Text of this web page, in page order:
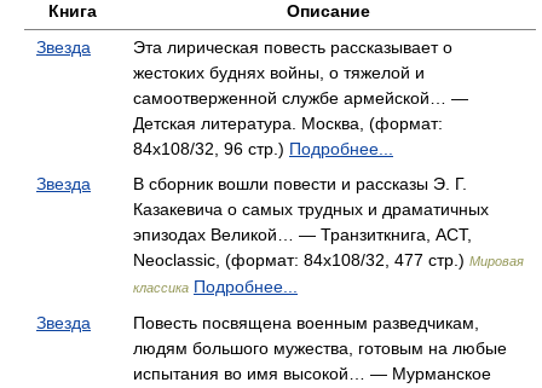
Книга
Описание
Звезда
Эта лирическая повесть рассказывает о
жестоких буднях войны, о тяжелой и
самоотверженной службе армейской… —
Детская литература. Москва, (формат:
84x108/32, 96 стр.) Подробнее...
Звезда
В сборник вошли повести и рассказы Э. Г.
Казакевича о самых трудных и драматичных
эпизодах Великой… — Транзиткнига, АСТ,
Neoclassic, (формат: 84x108/32, 477 стр.) Мировая
классика Подробнее...
Звезда
Повесть посвящена военным разведчикам,
людям большого мужества, готовым на любые
испытания во имя высокой… — Мурманское